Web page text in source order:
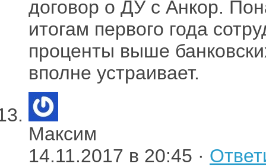
договор о ДУ с Анкор.
итогам первого года
проценты выше
вполне устраивает.
Максим
14.11.2017 в 20:45 ·